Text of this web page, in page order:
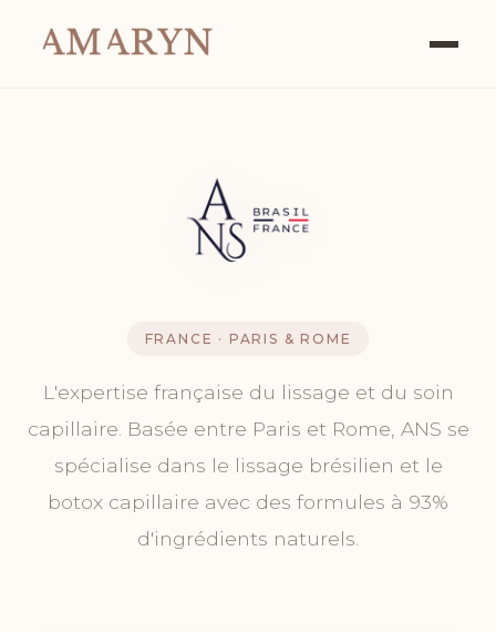
FRANCE · PARIS & ROME
L'expertise française du lissage et du soin
capillaire. Basée entre Paris et Rome, ANS se
spécialise dans le lissage brésilien et le
botox capillaire avec des formules à 93%
d'ingrédients naturels.